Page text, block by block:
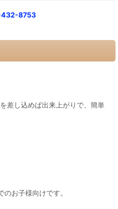
8753
差し込めば出来上がりで、簡単
お子様向けです。